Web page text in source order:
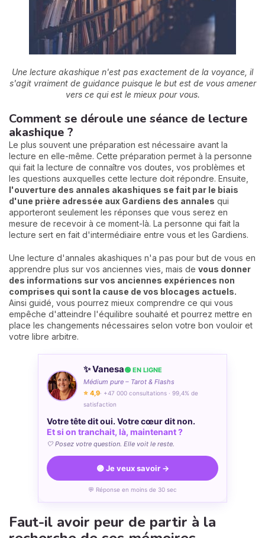
Une lecture akashique n'est pas exactement de la voyance, il
s'agit vraiment de guidance puisque le but est de vous amener
vers ce qui est le mieux pour vous.
Comment se déroule une séance de lecture
akashique ?
Le plus souvent une préparation est nécessaire avant la
lecture en elle-même. Cette préparation permet à la personne
qui fait la lecture de connaître vos doutes, vos problèmes et
les questions auxquelles cette lecture doit répondre. Ensuite,
l'ouverture des annales akashiques se fait par le biais
d'une prière adressée aux Gardiens des annales qui
apporteront seulement les réponses que vous serez en
mesure de recevoir à ce moment-là. La personne qui fait la
lecture sert en fait d'intermédiaire entre vous et les Gardiens.
Une lecture d'annales akashiques n'a pas pour but de vous en
apprendre plus sur vos anciennes vies, mais de vous donner
des informations sur vos anciennes expériences non
comprises qui sont la cause de vos blocages actuels.
Ainsi guidé, vous pourrez mieux comprendre ce qui vous
empêche d'atteindre l'équilibre souhaité et pourrez mettre en
place les changements nécessaires selon votre bon vouloir et
votre libre arbitre.
✨ Vanesa🟢 EN LIGNE
Médium pure – Tarot & Flashs
⭐ 4,9· +47 000 consultations · 99,4% de
satisfaction
Votre tête dit oui. Votre cœur dit non.
Et si on tranchait, là, maintenant ?
🤍 Posez votre question. Elle voit le reste.
🟣 Je veux savoir →
💬 Réponse en moins de 30 sec
Faut-il avoir peur de partir à la